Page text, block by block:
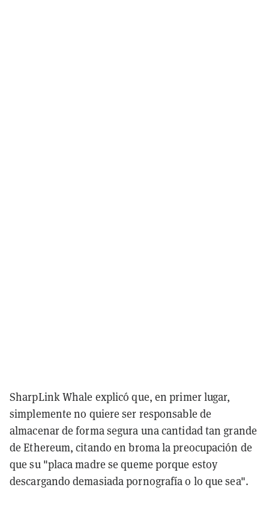
SharpLink Whale explicó que, en primer lugar,
simplemente no quiere ser responsable de
almacenar de forma segura una cantidad tan grande
de Ethereum, citando en broma la preocupación de
que su "placa madre se queme porque estoy
descargando demasiada pornografía o lo que sea".